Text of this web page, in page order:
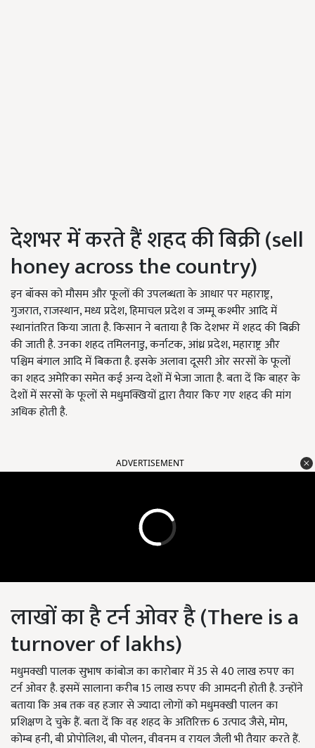
देशभर में करते हैं शहद की बिक्री (sell
honey across the country)
इन बॉक्स को मौसम और फूलों की उपलब्धता के आधार पर महाराष्ट्र,
गुजरात, राजस्थान, मध्य प्रदेश, हिमाचल प्रदेश व जम्मू कश्मीर आदि में
स्थानांतरित किया जाता है. किसान ने बताया है कि देशभर में शहद की बिक्री
की जाती है. उनका शहद तमिलनाडु, कर्नाटक, आंध्र प्रदेश, महाराष्ट्र और
पश्चिम बंगाल आदि में बिकता है. इसके अलावा दूसरी ओर सरसों के फूलों
का शहद अमेरिका समेत कई अन्य देशों में भेजा जाता है. बता दें कि बाहर के
देशों में सरसों के फूलों से मधुमक्खियों द्वारा तैयार किए गए शहद की मांग
अधिक होती है.
ADVERTISEMENT
लाखों का है टर्न ओवर है (There is a
turnover of lakhs)
मधुमक्खी पालक सुभाष कांबोज का कारोबार में 35 से 40 लाख रुपए का
टर्न ओवर है. इसमें सालाना करीब 15 लाख रुपए की आमदनी होती है. उन्होंने
बताया कि अब तक वह हजार से ज्यादा लोगों को मधुमक्खी पालन का
प्रशिक्षण दे चुके हैं. बता दें कि वह शहद के अतिरिक्त 6 उत्पाद जैसे, मोम,
कोम्ब हनी, बी प्रोपोलिश, बी पोलन, वीवनम व रायल जैली भी तैयार करते हैं.